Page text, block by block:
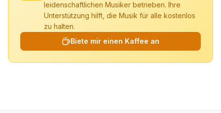
leidenschaftlichen Musiker betrieben. Ihre
Unterstützung hilft, die Musik für alle kostenlos
zu halten.
Biete mir einen Kaffee an